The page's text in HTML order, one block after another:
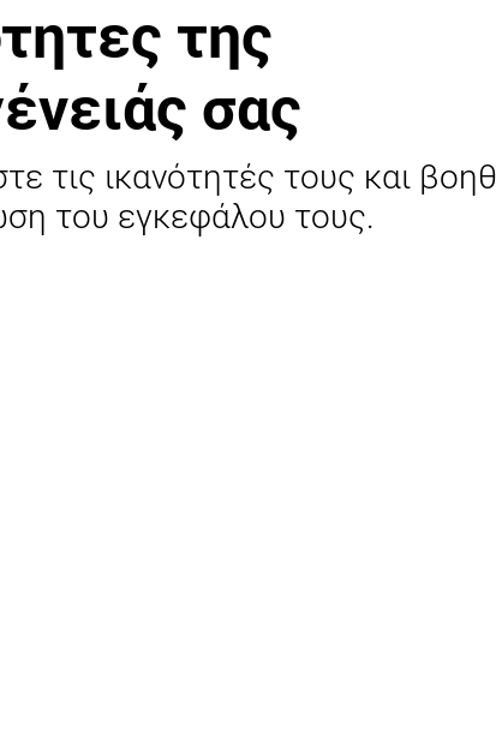
της
σας
τις ικανότητές τους και
του εγκεφάλου τους.